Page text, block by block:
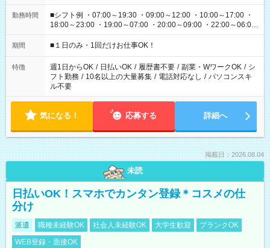
勤務時間
■シフト例 ・07:00～19:30 ・09:00～12:00 ・10:00～17:00 ・
18:00～23:00 ・19:00～07:00 ・20:00～09:00 ・22:00～06:00
etc ★最短で3時間で5,120円のお仕事から 15時間で2万円近く稼
げるお仕事も！ ご希望のお時間に合わせてご紹介！ ※シフトは
ください！
期間 ■１日のみ・1回だけお仕事OK！
特徴 週1日からOK / 日払いOK / 履歴書不要 / 副業・WワークOK / シ
フト勤務 / 10名以上の大量募集 / 電話対応なし / パソコンスキ
ル不要
気になる！ 応募する 詳細へ
掲載日：2026.08.04
未読
日払いOK！スマホでカンタン登録＊コスメの仕
分け
派遣 職種未経験OK 社会人未経験OK 大学生歓迎
ブランクOK
WEB登録・面接OK